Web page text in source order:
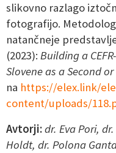
slikovno razlago
fotografijo.
natančneje
(2023): Building a
Slovene as a Second
na https://elex.link/
content/uploads/
Avtorji:dr. Eva Pori,
Holdt, dr. Polona